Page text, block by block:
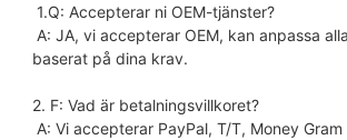
1.Q: Accepterar ni OEM-tjänster?
baserat på dina krav.
2. F: Vad är betalningsvillkoret?